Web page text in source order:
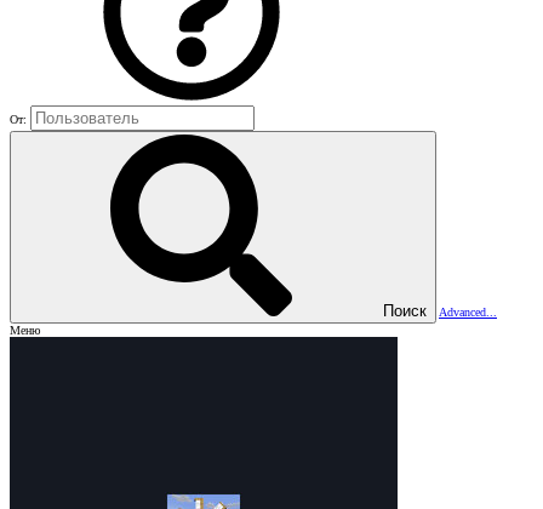
От:
Поиск
Advanced...
Меню